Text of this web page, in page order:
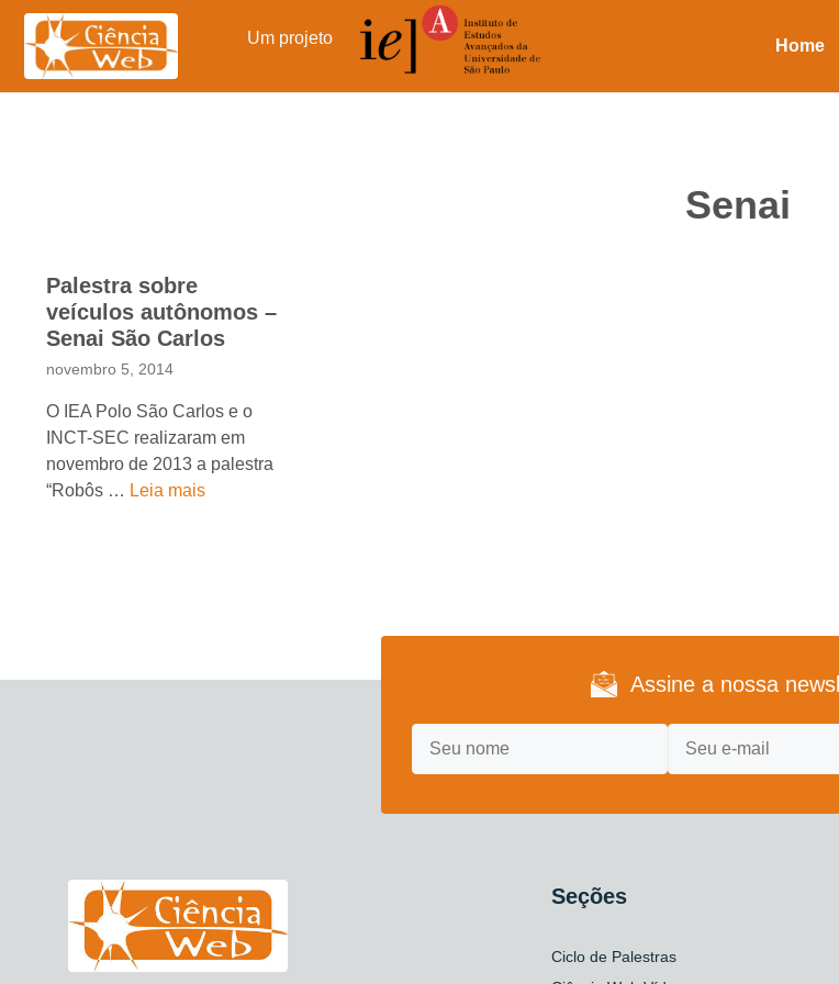
Pular
conteúdo
Um projeto Home
Senai
Palestra sobre
veículos autônomos –
Senai São Carlos
novembro 5, 2014
O IEA Polo São Carlos e o
INCT-SEC realizaram em
novembro de 2013 a palestra
“Robôs … Leia mais
Assine a nossa
Seções
Ciclo de Palestras